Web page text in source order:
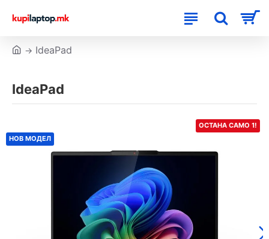
IdeaPad
IdeaPad
ОСТАНА САМО 1!
НОВ МОДЕЛ